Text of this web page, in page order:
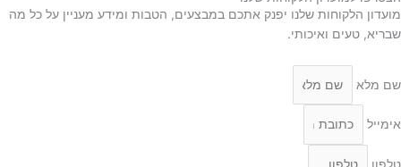
מועדון הלקוחות שלנו יפנק אתכם במבצעים, הטבות ומידע מעניין על כל מה
שבריא, טעים ואיכותי.
שם מלא
אימייל